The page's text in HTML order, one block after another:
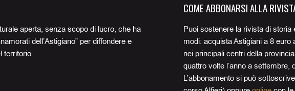
aperta, senza scopo di lucro, che ha
dell’Astigiano” per diffondere e
territorio.
COME ABBONARSI ALLA
Puoi sostenere la rivista di storia
modi: acquista Astigiani a 8 euro
nei principali centri della
quattro volte l’anno a settembre,
L’abbonamento si può